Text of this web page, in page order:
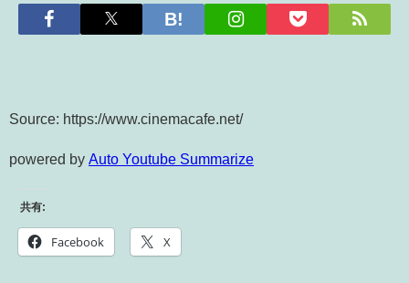
Source: https://www.cinemacafe.net/
powered by Auto Youtube Summarize
共有:
Facebook X